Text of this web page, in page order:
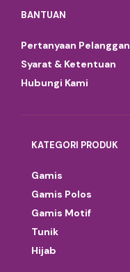
BANTUAN
Pertanyaan Pelanggan
Syarat & Ketentuan
Hubungi Kami
KATEGORI PRODUK
Gamis
Gamis Polos
Gamis Motif
Tunik
Hijab